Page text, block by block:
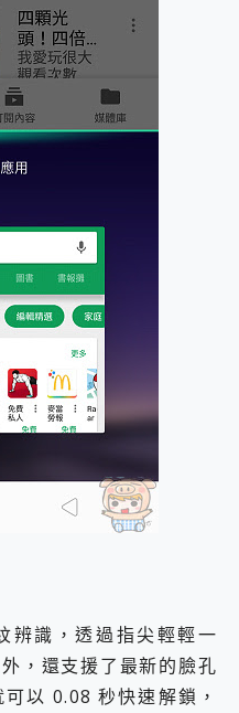
辨識，透過指尖輕輕一
，還支援了最新的臉孔
以 0.08 秒快速解鎖，